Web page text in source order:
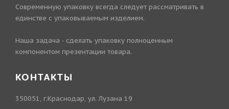
Современную упаковку всегда следует рассматривать в
единстве с упаковываемым изделием.
Наша задача - сделать упаковку полноценным
компонентом презентации товара.
КОНТАКТЫ
350051, г.Краснодар, ул. Лузана 19